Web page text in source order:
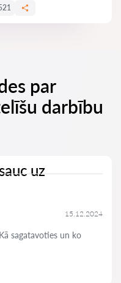
par
darbību
uz
15.12.2024
sagatavoties un ko